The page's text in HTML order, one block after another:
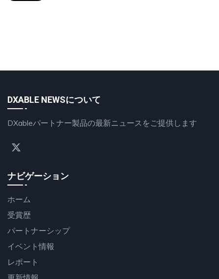
DXABLE NEWSについて
DXableパートナー製品の最新ニュースをご提供します
ナビゲーション
ホーム
受賞歴
パートナーシップ
イベント情報
レポート